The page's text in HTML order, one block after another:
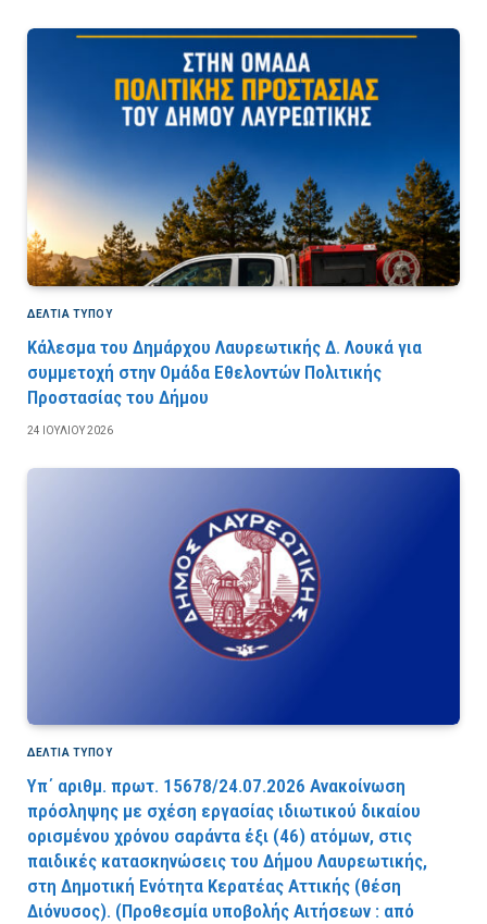
ΔΕΛΤΙΑ ΤΥΠΟΥ
Κάλεσμα του Δημάρχου Λαυρεωτικής Δ. Λουκά για
συμμετοχή στην Ομάδα Εθελοντών Πολιτικής
Προστασίας του Δήμου
24 ΙΟΥΛΊΟΥ 2026
ΔΕΛΤΙΑ ΤΥΠΟΥ
Υπ΄ αριθμ. πρωτ. 15678/24.07.2026 Ανακοίνωση
πρόσληψης με σχέση εργασίας ιδιωτικού δικαίου
ορισμένου χρόνου σαράντα έξι (46) ατόμων, στις
παιδικές κατασκηνώσεις του Δήμου Λαυρεωτικής,
στη Δημοτική Ενότητα Κερατέας Αττικής (θέση
Διόνυσος). (Προθεσμία υποβολής Αιτήσεων : από